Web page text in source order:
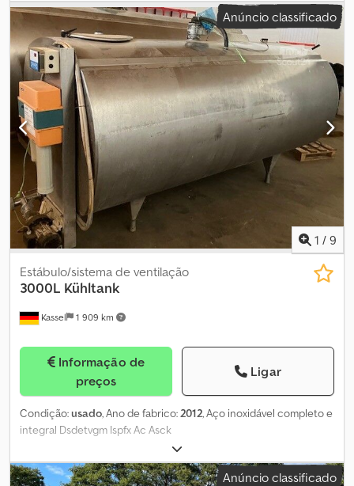
Anúncio classificado
1 / 9
Kassel 1 909 km
Estábulo/sistema de ventilação
3000L Kühltank
Informação de
preços
Ligar
Condição:usado, Ano de fabrico:2012, Aço inoxidável completo e
integral Dsdetvgm Ispfx Ac Asck
Anúncio classificado